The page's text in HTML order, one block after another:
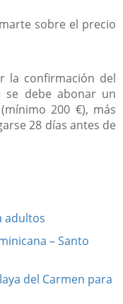
sobre el precio
la confirmación del
se debe abonar un
200 €), más
28 días antes de
adultos
– Santo
del Carmen para